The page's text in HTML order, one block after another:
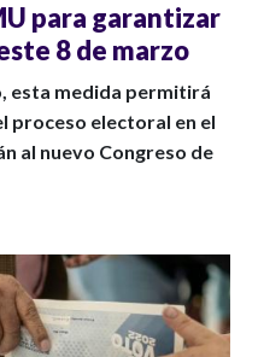
para garantizar
8 de marzo
esta medida permitirá
proceso electoral en el
al nuevo Congreso de